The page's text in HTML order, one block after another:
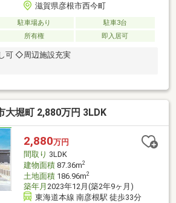
滋賀県彦根市西今町
駐車場あり
駐車3台
所有権 即入居可
可 ◇周辺施設充実
大堀町 2,880万円 3LDK
2,880万円
間取り 3LDK
建物面積87.36m2
土地面積186.96m2
築年月 2023年12月(築2年9ヶ月)
東海道本線 南彦根駅 徒歩33分